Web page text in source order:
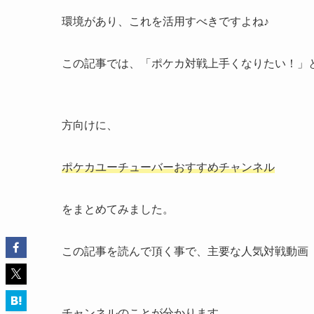
環境があり、これを活用すべきですよね♪
この記事では、「ポケカ対戦上手くなりたい！」
方向けに、
ポケカユーチューバーおすすめチャンネル
をまとめてみました。
この記事を読んで頂く事で、主要な人気対戦動画